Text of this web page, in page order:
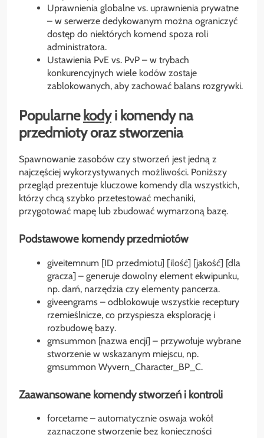
Uprawnienia globalne vs. uprawnienia prywatne
– w serwerze dedykowanym można ograniczyć
dostęp do niektórych komend spoza roli
administratora.
Ustawienia PvE vs. PvP – w trybach
konkurencyjnych wiele kodów zostaje
zablokowanych, aby zachować balans rozgrywki.
Popularne kodyi komendy na
przedmiotyoraz stworzenia
Spawnowanie zasobów czy stworzeń jest jedną z
najczęściej wykorzystywanych możliwości. Poniższy
przegląd prezentuje kluczowe komendy dla wszystkich,
którzy chcą szybko przetestować mechaniki,
przygotować mapę lub zbudować wymarzoną bazę.
Podstawowe komendy przedmiotów
giveitemnum [ID przedmiotu] [ilość] [jakość] [dla
gracza] – generuje dowolny element ekwipunku,
np. darń, narzędzia czy elementy pancerza.
giveengrams – odblokowuje wszystkie receptury
rzemieślnicze, co przyspiesza eksplorację i
rozbudowę bazy.
gmsummon [nazwa encji] – przywołuje wybrane
stworzenie w wskazanym miejscu, np.
gmsummon Wyvern_Character_BP_C.
Zaawansowane komendy stworzeń i kontroli
forcetame – automatycznie oswaja wokół
zaznaczone stworzenie bez konieczności